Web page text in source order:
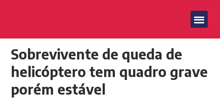
Sobrevivente de queda de
helicóptero tem quadro grave
porém estável